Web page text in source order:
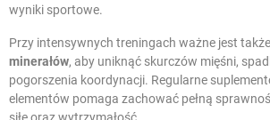
wyniki sportowe.
Przy intensywnych treningach ważne jest
minerałów, aby uniknąć skurczów mięśni,
pogorszenia koordynacji. Regularne
elementów pomaga zachować pełną